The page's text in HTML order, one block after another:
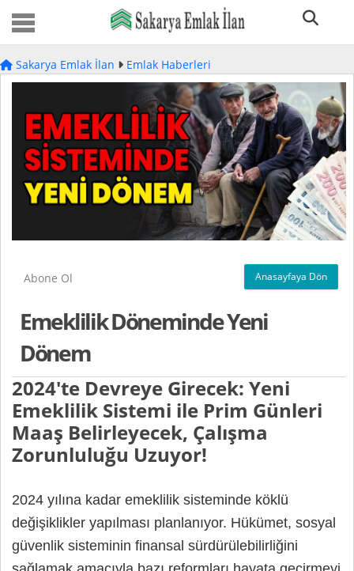
Sakarya Emlak İlan Emlak Haberleri
Abone Ol Anasayfaya Dön
Emeklilik Döneminde Yeni
Dönem
2024'te Devreye Girecek: Yeni
Emeklilik Sistemi ile Prim Günleri
Maaş Belirleyecek, Çalışma
Zorunluluğu Uzuyor!
2024 yılına kadar emeklilik sisteminde köklü
değişiklikler yapılması planlanıyor. Hükümet, sosyal
güvenlik sisteminin finansal sürdürülebilirliğini